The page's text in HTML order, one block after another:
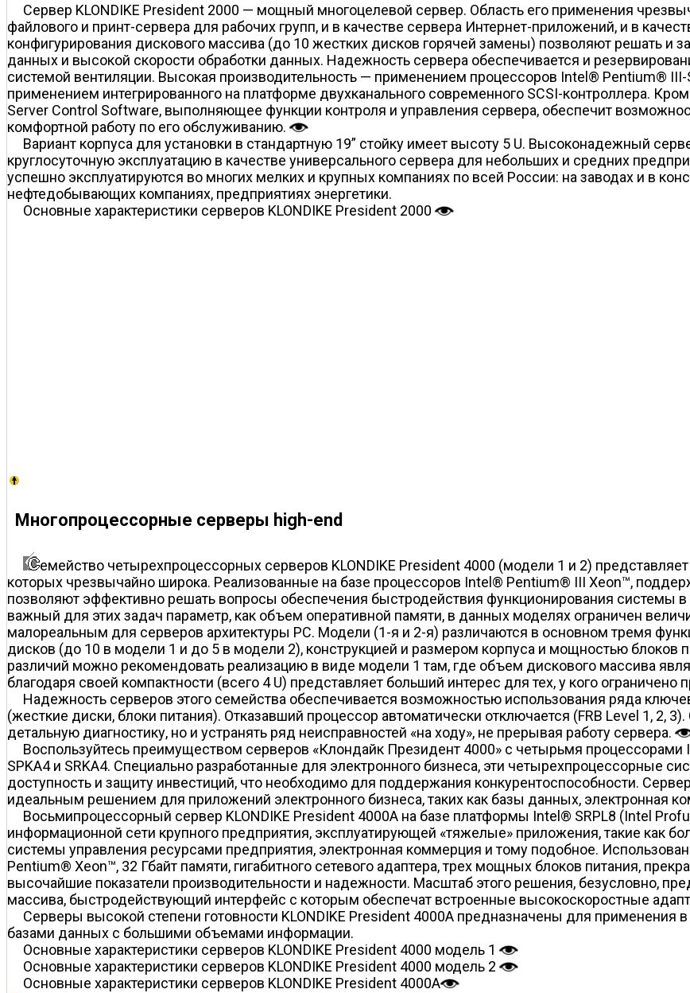
Сервер KLONDIKE President 2000 — мощный многоцелевой сервер. Область его применения
файлового и принт-сервера для рабочих групп, и в качестве сервера Интернет-приложений, и в
конфигурирования дискового массива (до 10 жестких дисков горячей замены) позволяют решать и
данных и высокой скорости обработки данных. Надежность сервера обеспечивается и
системой вентиляции. Высокая производительность — применением процессоров Intel® Pentium®
применением интегрированного на платформе двухканального современного SCSI-контроллера.
Server Control Software, выполняющее функции контроля и управления сервера, обеспечит
комфортной работу по его обслуживанию.
Вариант корпуса для установки в стандартную 19” стойку имеет высоту 5 U. Высоконадежный
круглосуточную эксплуатацию в качестве универсального сервера для небольших и средних
успешно эксплуатируются во многих мелких и крупных компаниях по всей России: на заводах и в
нефтедобывающих компаниях, предприятиях энергетики.
Основные характеристики серверов KLONDIKE President 2000
Многопроцессорные серверы high-end
емейство четырехпроцессорных серверов KLONDIKE President 4000 (модели 1 и 2)
которых чрезвычайно широка. Реализованные на базе процессоров Intel® Pentium® III Xeon™,
позволяют эффективно решать вопросы обеспечения быстродействия функционирования системы в
важный для этих задач параметр, как объем оперативной памяти, в данных моделях ограничен
малореальным для серверов архитектуры PC. Модели (1-я и 2-я) различаются в основном тремя
дисков (до 10 в модели 1 и до 5 в модели 2), конструкцией и размером корпуса и мощностью блоков
различий можно рекомендовать реализацию в виде модели 1 там, где объем дискового массива
благодаря своей компактности (всего 4 U) представляет больший интерес для тех, у кого ограничено
Надежность серверов этого семейства обеспечивается возможностью использования ряда
(жесткие диски, блоки питания). Отказавший процессор автоматически отключается (FRB Level 1, 2,
детальную диагностику, но и устранять ряд неисправностей «на ходу», не прерывая работу сервера.
Воспользуйтесь преимуществом серверов «Клондайк Президент 4000» с четырьмя
SPKA4 и SRKA4. Специально разработанные для электронного бизнеса, эти четырехпроцессорные
доступность и защиту инвестиций, что необходимо для поддержания конкурентоспособности.
идеальным решением для приложений электронного бизнеса, таких как базы данных, электронная
Восьмипроцессорный сервер KLONDIKE President 4000A на базе платформы Intel® SRPL8 (Intel
информационной сети крупного предприятия, эксплуатирующей «тяжелые» приложения, такие как
системы управления ресурсами предприятия, электронная коммерция и тому подобное.
Pentium® Xeon™, 32 Гбайт памяти, гигабитного сетевого адаптера, трех мощных блоков питания,
высочайшие показатели производительности и надежности. Масштаб этого решения, безусловно,
массива, быстродействующий интерфейс с которым обеспечат встроенные высокоскоростные
Серверы высокой степени готовности KLONDIKE President 4000A предназначены для применения
базами данных с большими объемами информации.
Основные характеристики серверов KLONDIKE President 4000 модель 1
Основные характеристики серверов KLONDIKE President 4000 модель 2
Основные характеристики серверов KLONDIKE President 4000A